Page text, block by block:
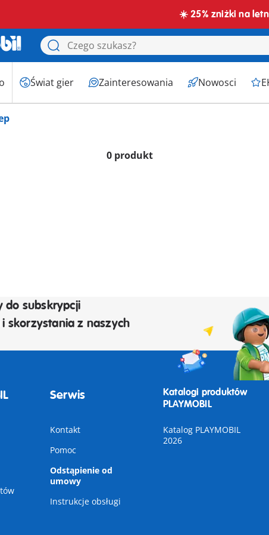
☀️ 25% zniżki na
Świat gier Zainteresowania Nowosci
0 produkt
do subskrypcji
skorzystania z naszych
Serwis
Kontakt
Pomoc
Odstąpienie od
umowy
Instrukcje obsługi
Katalogi produktów
PLAYMOBIL
Katalog PLAYMOBIL
2026